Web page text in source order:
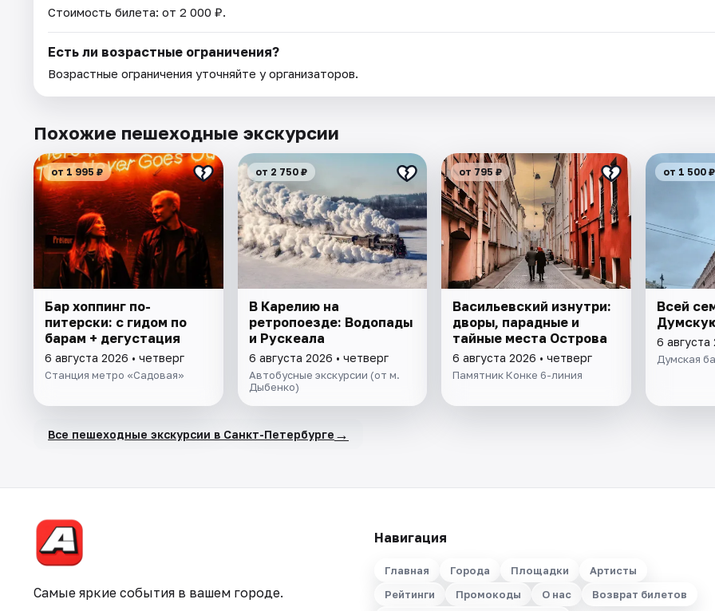
Стоимость билета: от 2 000 ₽.
Есть ли возрастные ограничения?
Возрастные ограничения уточняйте у организаторов.
Похожие пешеходные экскурсии
от 1 995 ₽
Бар хоппинг по-
питерски: с гидом по
барам + дегустация
6 августа 2026 • четверг
Станция метро «Садовая»
от 2 750 ₽
В Карелию на
ретропоезде: Водопады
и Рускеала
6 августа 2026 • четверг
Автобусные экскурсии (от м.
Дыбенко)
от 795 ₽
Васильевский изнутри:
дворы, парадные и
тайные места Острова
6 августа 2026 • четверг
Памятник Конке 6-линия
от 1 500 ₽
Всей
6 августа
Думская
Все пешеходные экскурсии в Санкт-Петербурге →
Самые яркие события в вашем городе.
Навигация
Главная Города Площадки
Артисты
Рейтинги
Промокоды О нас Возврат билетов